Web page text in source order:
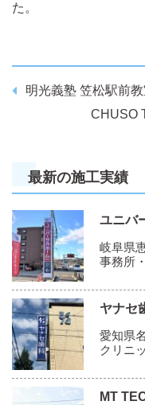
た。
明光義塾 笠松駅前
CHUSO
最新の施工実績
ユニバ
岐阜県
事務所
ヤナセ
愛知県
クリニ
MT